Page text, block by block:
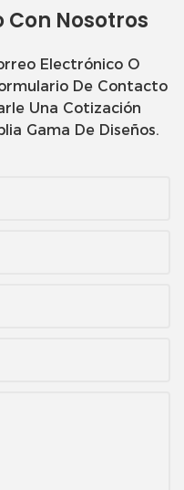
Con Nosotros
Electrónico O
De Contacto
Una Cotización
Gama De Diseños.